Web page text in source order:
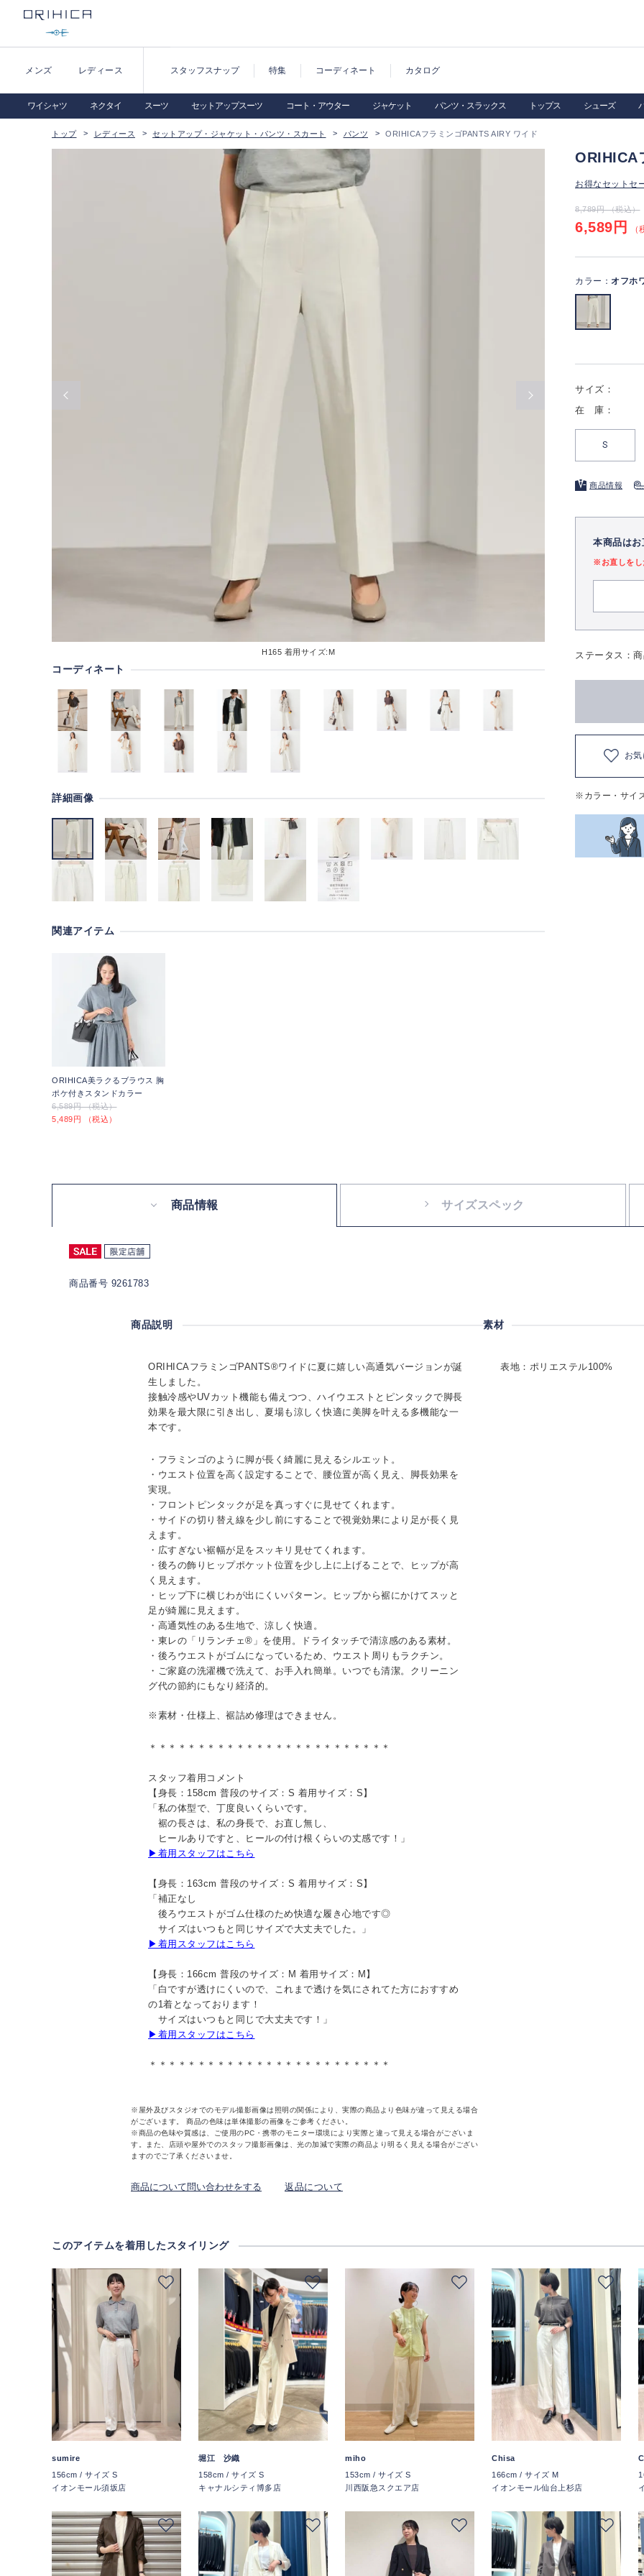
メンズ レディース スタッフスナップ 特集 コーディネート カタログ
ワイシャツ ネクタイ スーツ セットアップスーツ コート・アウター ジャケット パンツ・スラックス トップス シューズ
トップ レディース セットアップ・ジャケット・パンツ・スカート パンツ ORIHICAフラミンゴPANTS AIRY ワイド
H165 着用サイズ:M
コーディネート
詳細画像
関連アイテム
ORIHICA美ラクるブラウス 胸
ポケ付きスタンドカラー
6,589円 （税込）
5,489円 （税込）
ORIHICA
お得なセットセ
8,789円 （税込）
6,589円 （
カラー： オフホ
サイズ：
在 庫：
S
商品情報
本商品は
※お直しをし
ステータス：
お
※カラー・サイ
商品情報 サイズスペック
商品番号 9261783
商品説明
ORIHICAフラミンゴPANTS®ワイドに夏に嬉しい高通気バージョンが誕
生しました。
接触冷感やUVカット機能も備えつつ、ハイウエストとピンタックで脚長
効果を最大限に引き出し、夏場も涼しく快適に美脚を叶える多機能な一
本です。
・フラミンゴのように脚が長く綺麗に見えるシルエット。
・ウエスト位置を高く設定することで、腰位置が高く見え、脚長効果を
実現。
・フロントピンタックが足を真っすぐに見せてくれます。
・サイドの切り替え線を少し前にすることで視覚効果により足が長く見
えます。
・広すぎない裾幅が足をスッキリ見せてくれます。
・後ろの飾りヒップポケット位置を少し上に上げることで、ヒップが高
く見えます。
・ヒップ下に横じわが出にくいパターン。ヒップから裾にかけてスッと
足が綺麗に見えます。
・高通気性のある生地で、涼しく快適。
・東レの「リランチェ®」を使用。ドライタッチで清涼感のある素材。
・後ろウエストがゴムになっているため、ウエスト周りもラクチン。
・ご家庭の洗濯機で洗えて、お手入れ簡単。いつでも清潔。クリーニン
グ代の節約にもなり経済的。
※素材・仕様上、裾詰め修理はできません。
＊＊＊＊＊＊＊＊＊＊＊＊＊＊＊＊＊＊＊＊＊＊＊＊＊
スタッフ着用コメント
【身長：158cm 普段のサイズ：S 着用サイズ：S】
「私の体型で、丁度良いくらいです。
裾の長さは、私の身長で、お直し無し、
ヒールありですと、ヒールの付け根くらいの丈感です！」
▶着用スタッフはこちら
【身長：163cm 普段のサイズ：S 着用サイズ：S】
「補正なし
後ろウエストがゴム仕様のため快適な履き心地です◎
サイズはいつもと同じサイズで大丈夫でした。」
▶着用スタッフはこちら
【身長：166cm 普段のサイズ：M 着用サイズ：M】
「白ですが透けにくいので、これまで透けを気にされてた方におすすめ
の1着となっております！
サイズはいつもと同じで大丈夫です！」
▶着用スタッフはこちら
＊＊＊＊＊＊＊＊＊＊＊＊＊＊＊＊＊＊＊＊＊＊＊＊＊
※屋外及びスタジオでのモデル撮影画像は照明の関係により、実際の商品より色味が違って見える場合
がございます。 商品の色味は単体撮影の画像をご参考ください。
※商品の色味や質感は、ご使用のPC・携帯のモニター環境により実際と違って見える場合がございま
す。また、店頭や屋外でのスタッフ撮影画像は、光の加減で実際の商品より明るく見える場合がござい
ますのでご了承くださいませ。
商品について問い合わせをする 返品について
素材
表地：ポリエステル100%
このアイテムを着用したスタイリング
sumire
156cm / サイズ S
イオンモール須坂店
堀江 沙織
158cm / サイズ S
キャナルシティ博多店
miho
153cm / サイズ S
川西阪急スクエア店
Chisa
166cm / サイズ M
イオンモール仙台上杉店